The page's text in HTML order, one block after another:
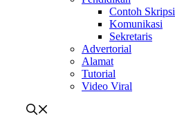
Contoh Skripsi
Komunikasi
Sekretaris
Advertorial
Alamat
Tutorial
Video Viral